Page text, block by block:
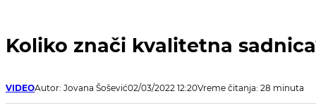
Koliko znači kvalitetna
VIDEOAutor: Jovana Šošević02/03/2022 12:20Vreme čitanja: 28 minuta